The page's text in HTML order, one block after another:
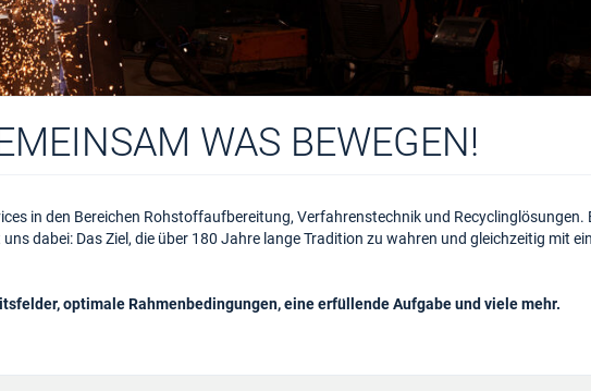
WAS BEWEGEN!
in den Bereichen Rohstoffaufbereitung, Verfahrenstechnik und Recyclinglösungen.
dabei: Das Ziel, die über 180 Jahre lange Tradition zu wahren und gleichzeitig mit
optimale Rahmenbedingungen, eine erfüllende Aufgabe und viele mehr.